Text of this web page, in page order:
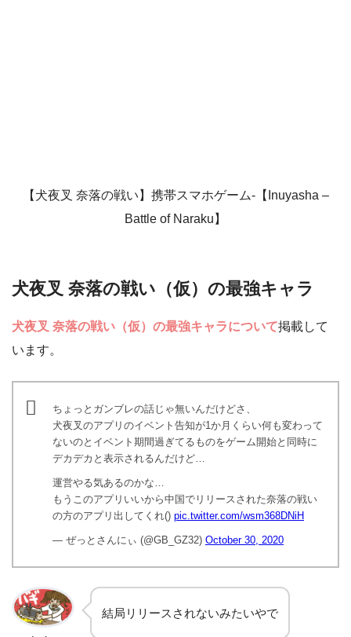
【犬夜叉 奈落の戦い】携帯スマホゲーム-【Inuyasha –
Battle of Naraku】
犬夜叉 奈落の戦い（仮）の最強キャラ
犬夜叉 奈落の戦い（仮）の最強キャラについて掲載して
います。
ちょっとガンブレの話じゃ無いんだけどさ、
犬夜叉のアプリのイベント告知が1か月くらい何も変わって
ないのとイベント期間過ぎてるものをゲーム開始と同時に
デカデカと表示されるんだけど…
運営やる気あるのかな…
もうこのアプリいいから中国でリリースされた奈落の戦い
の方のアプリ出してくれ() pic.twitter.com/wsm368DNiH
— ぜっとさんにぃ (@GB_GZ32) October 30, 2020
結局リリースされないみたいやで